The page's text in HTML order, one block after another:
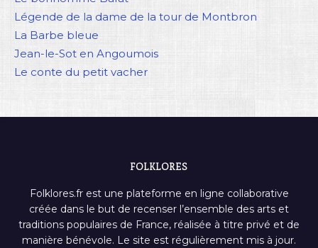
Légende de la dame de la tour de Montbron
La Barbe bleue
Jean-le-Sot en Angoumois
Le conte du petit vacher
FOLKLORES
Folklores.fr est une plateforme en ligne collaborative
créée dans le but de recenser l’ensemble des arts et
traditions populaires de France, réalisée à titre privé et de
manière bénévole. Le site est régulièrement mis à jour.